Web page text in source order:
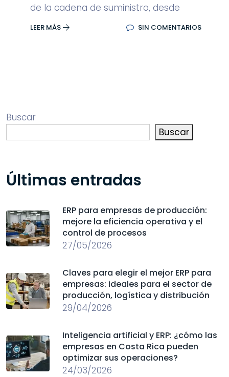
de la cadena de suministro, desde
LEER MÁS SIN COMENTARIOS
Buscar
Buscar
Últimas entradas
ERP para empresas de producción:
mejore la eficiencia operativa y el
control de procesos
27/05/2026
Claves para elegir el mejor ERP para
empresas: ideales para el sector de
producción, logística y distribución
29/04/2026
Inteligencia artificial y ERP: ¿cómo las
empresas en Costa Rica pueden
optimizar sus operaciones?
24/03/2026